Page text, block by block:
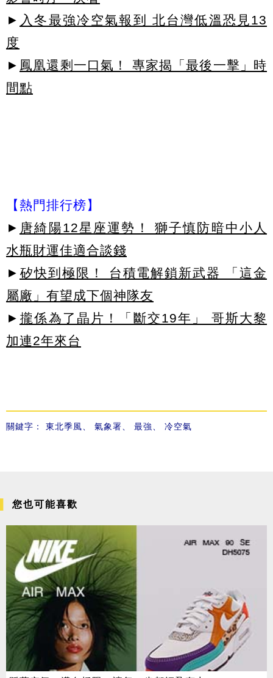
► 入冬最強冷空氣報到 北台灣低溫恐見13
度
► 鳳凰還剩一口氣！ 專家揭「最後一擊」時
間點
【熱門排行榜】
► 唐綺陽12星座運勢！ 獅子慎防暗中小人
水瓶財運佳適合談錢
► 矽快到極限！ 台積電解鎖新武器 「這金
屬廠」有望成下個神隊友
► 攏係為了晶片！「斷交19年」 哥斯大黎
加連2年來台
關鍵字： 東北季風 氣象署 最強 冷空氣
您也可能喜歡